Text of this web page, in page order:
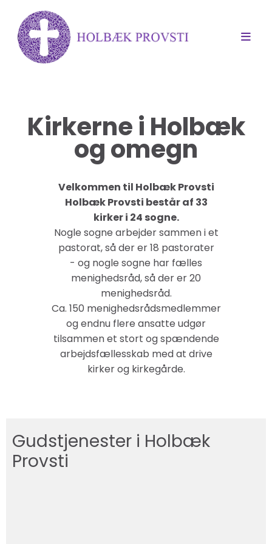
Kirkerne i Holbæk
og omegn
Velkommen til Holbæk Provsti
Holbæk Provsti består af 33
kirker i 24 sogne.
Nogle sogne arbejder sammen i et
pastorat, så der er 18 pastorater
- og nogle sogne har fælles
menighedsråd, så der er 20
menighedsråd.
Ca. 150 menighedsrådsmedlemmer
og endnu flere ansatte udgør
tilsammen et stort og spændende
arbejdsfællesskab med at drive
kirker og kirkegårde.
Gudstjenester i Holbæk
Provsti